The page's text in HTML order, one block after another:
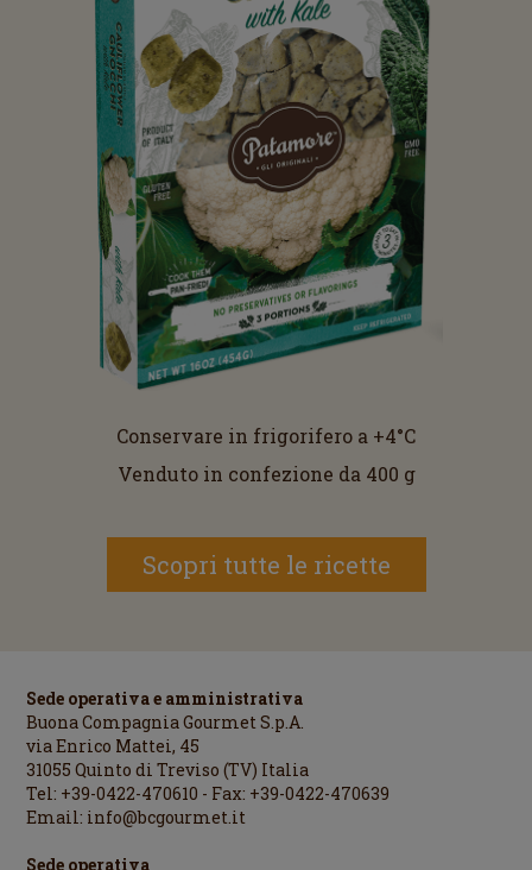
Conservare in frigorifero a +4°C
Venduto in confezione da 400 g
Scopri tutte le ricette
Sede operativa e amministrativa
Buona Compagnia Gourmet S.p.A.
via Enrico Mattei, 45
31055 Quinto di Treviso (TV) Italia
Tel: +39-0422-470610 - Fax: +39-0422-470639
Email: info@bcgourmet.it
Sede operativa